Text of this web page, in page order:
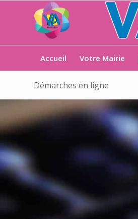
Accueil Votre Mairie
Démarches en ligne